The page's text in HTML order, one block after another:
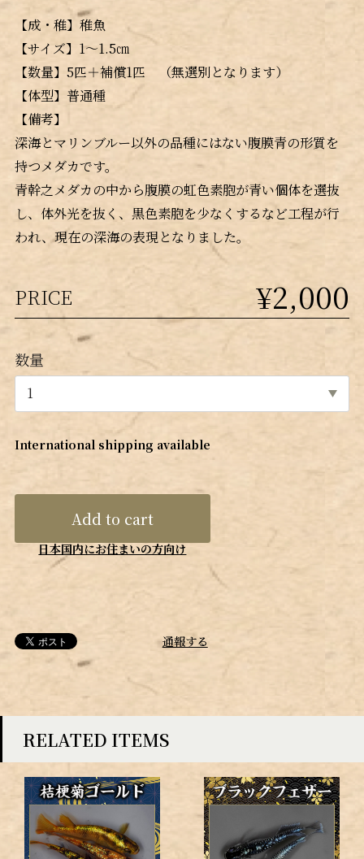
【成・稚】稚魚
【サイズ】1～1.5㎝
【数量】5匹＋補償1匹 （無選別となります）
【体型】普通種
【備考】
深海とマリンブルー以外の品種にはない腹膜青の形質を
持つメダカです。
青幹之メダカの中から腹膜の虹色素胞が青い個体を選抜
し、体外光を抜く、黒色素胞を少なくするなど工程が行
われ、現在の深海の表現となりました。
PRICE ¥2,000
数量
International shipping available
Add to cart
日本国内にお住まいの方向け
通報する
RELATED ITEMS